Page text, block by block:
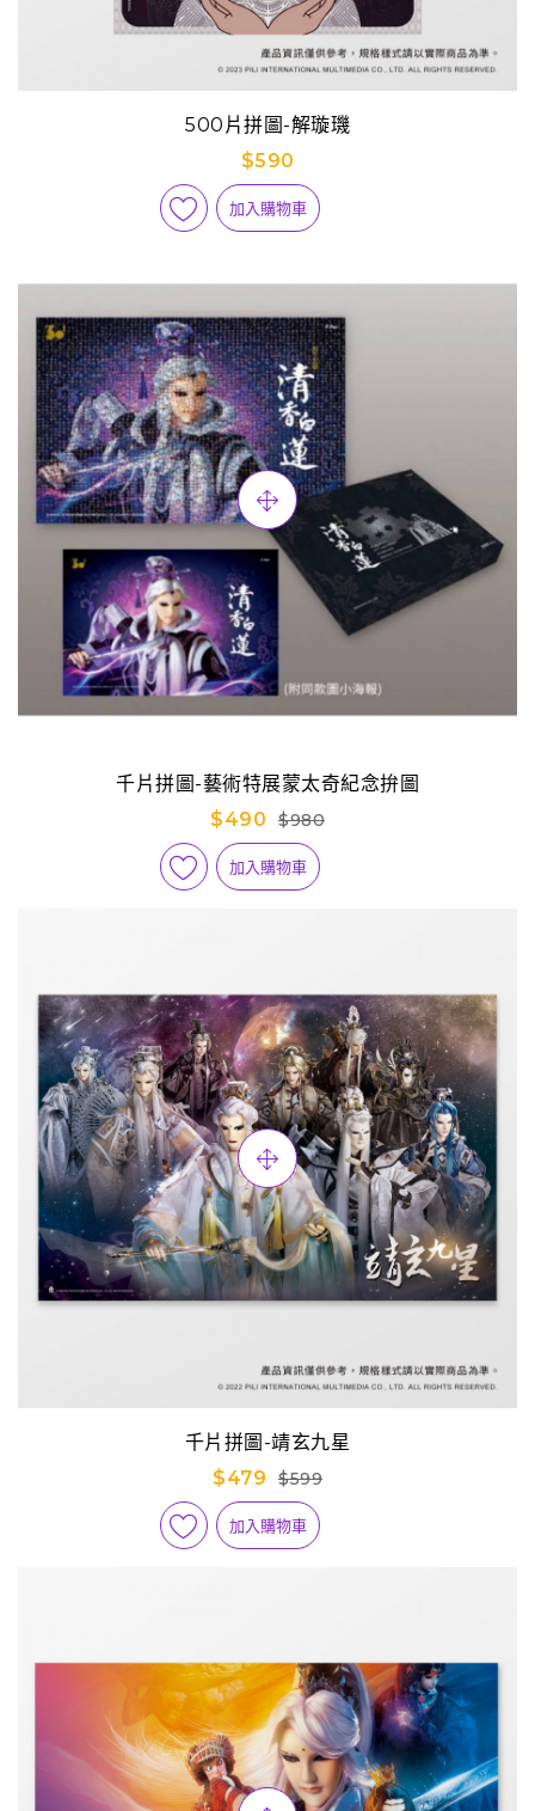
500片拼圖-解璇璣
$590
加入購物車
千片拼圖-藝術特展蒙太奇紀念拚圖
$490
$980
加入購物車
千片拼圖-靖玄九星
$479
$599
加入購物車